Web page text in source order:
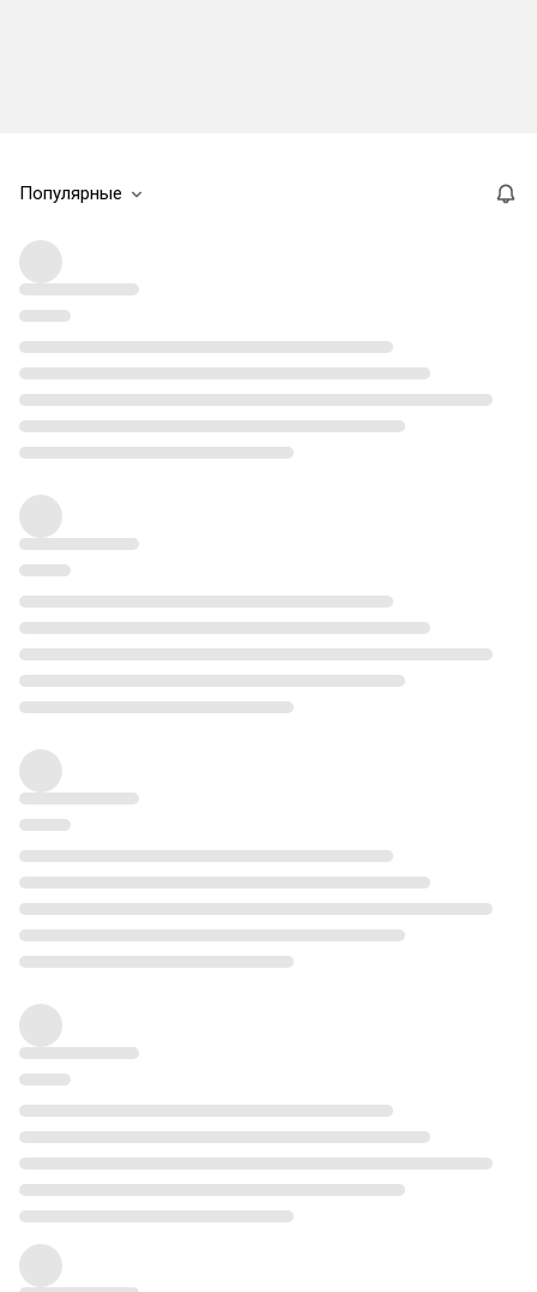
Популярные